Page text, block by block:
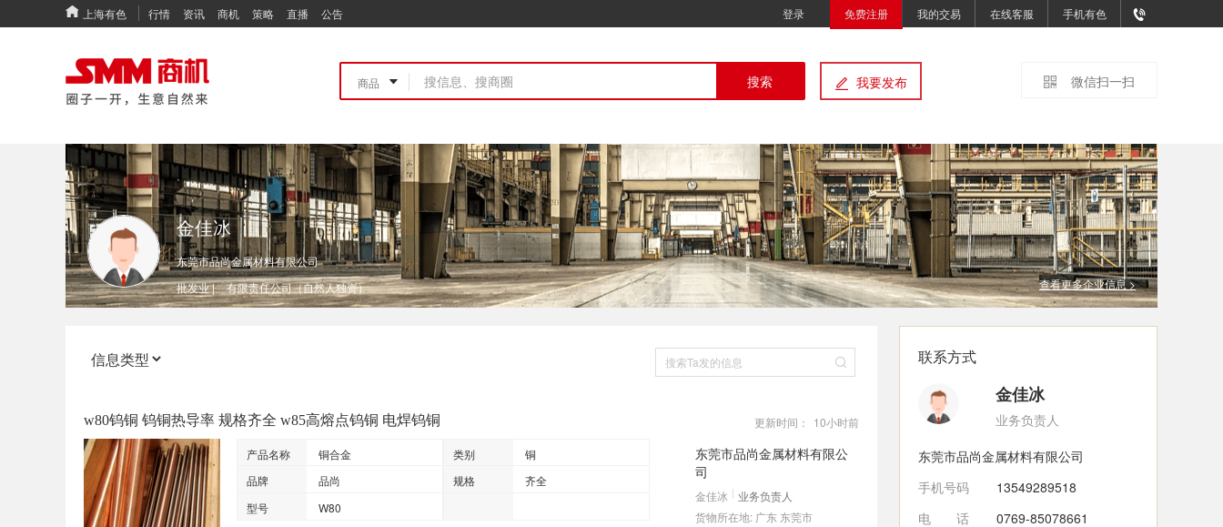
上海有色 行情 资讯 商机 策略 直播 公告 登录 免费注册 我的交易 在线客服 手机有色
搜索 我要发布 微信扫一扫
金佳冰
东莞市品尚金属材料有限公司
批发业 | 有限责任公司（自然人独资） 查看更多企业信息 >
w80钨铜 钨铜热导率 规格齐全 w85高熔点钨铜 电焊钨铜 更新时间： 10小时前
产品名称 铜合金 类别
铜
品牌
品尚 规格
齐全
型号
W80
东莞市品尚金属材料有限公
司
金佳冰
业务负责人
货物所在地: 广东 东莞市
联系方式
金佳冰
业务负责人
东莞市品尚金属材料有限公司
手机号码
13549289518
电话
0769-85078661